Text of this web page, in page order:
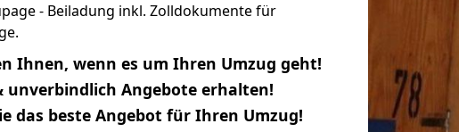
- Beiladung inkl. Zolldokumente für
Ihnen, wenn es um Ihren Umzug geht!
unverbindlich Angebote erhalten!
das beste Angebot für Ihren Umzug!